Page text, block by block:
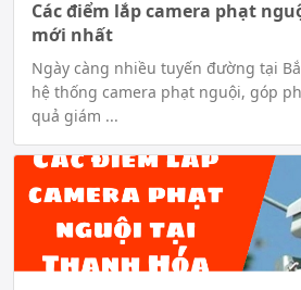
Các điểm lắp camera phạt
mới nhất
Ngày càng nhiều tuyến đường tại
hệ thống camera phạt nguội, góp
quả giám ...